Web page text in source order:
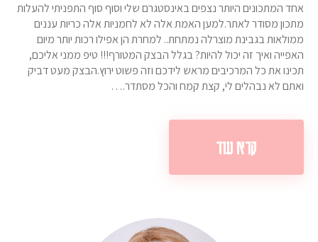
אחד המתכונים היותר נצפים באינסטגרם שלי וסוף סוף התפניתי להעלות
מתכון מסודר לאתר.למען האמת אלה לא לחמניות אלה כריות עננים
ממולאות בגבינת מוצרלה נמתחת.. למחרת הן אפילו רכות יותר מיום
האפייה ואיך זה יכול להיות? בגלל הבצק המטורף!!! טיפ ממני אליכם,
תכינו את כל המרכיבים מראש לידכם וזה פשוט ירוץ.הבצק מעט דביק
ואתם לא נבהלים לי, קצת קמח והכל מסתדר.…
קרא עוד